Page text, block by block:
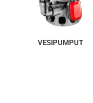
VESIPUMPUT